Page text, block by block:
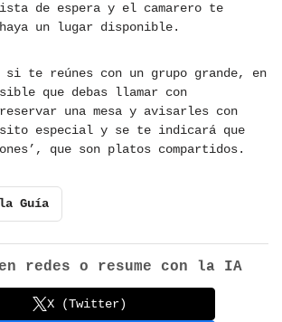
de espera y el camarero te
un lugar disponible.
si te reúnes con un grupo grande, en
que debas llamar con
una mesa y avisarles con
especial y se te indicará que
que son platos compartidos.
la Guía
en redes o resume con la IA
X (Twitter)